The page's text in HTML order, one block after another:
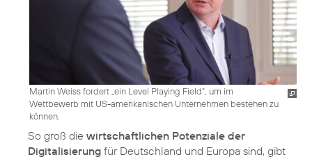
Martin Weiss fordert „ein Level Playing Field“, um im
Wettbewerb mit US-amerikanischen Unternehmen bestehen zu
können.
So groß die wirtschaftlichen Potenziale der
Digitalisierung für Deutschland und Europa sind, gibt